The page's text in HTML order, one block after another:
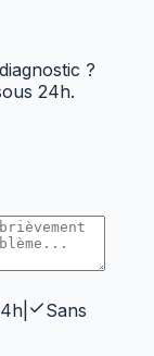
?
24h.
Sans